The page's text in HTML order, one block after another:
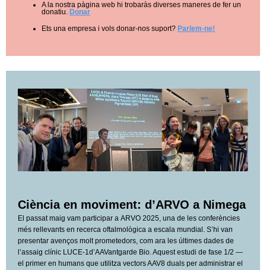
A la nostra pàgina web hi trobaràs diverses maneres de fer un
donatiu. Donar
Ets una empresa i vols donar-nos suport? Parlem-ne!
Ciència en moviment: d’ARVO a Nimega
El passat maig vam participar a ARVO 2025, una de les conferències
més rellevants en recerca oftalmològica a escala mundial. S’hi van
presentar avenços molt prometedors, com ara les últimes dades de
l’assaig clínic LUCE-1d’AAVantgarde Bio. Aquest estudi de fase 1/2 —
el primer en humans que utilitza vectors AAV8 duals per administrar el